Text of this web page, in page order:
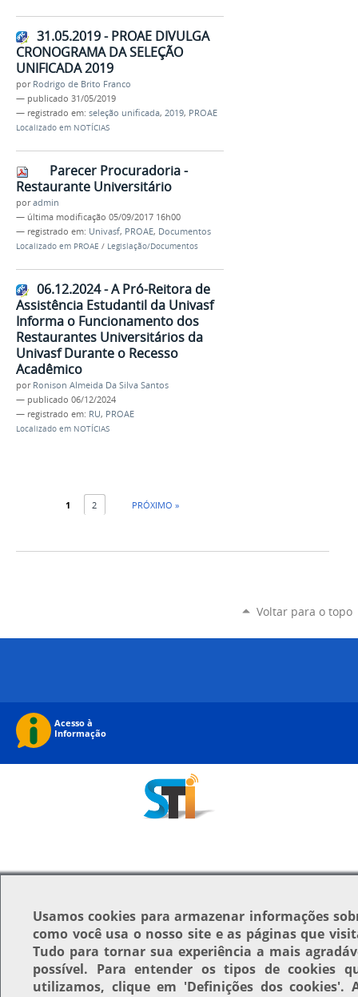
31.05.2019 - PROAE DIVULGA
CRONOGRAMA DA SELEÇÃO
UNIFICADA 2019
por Rodrigo de Brito Franco
— publicado 31/05/2019
— registrado em: seleção unificada, 2019, PROAE
Localizado em NOTÍCIAS
Parecer Procuradoria -
Restaurante Universitário
poradmin
— última modificação 05/09/2017 16h00
— registrado em: Univasf, PROAE, Documentos
Localizado em PROAE / Legislação/Documentos
06.12.2024 - A Pró-Reitora de
Assistência Estudantil da Univasf
Informa o Funcionamento dos
Restaurantes Universitários da
Univasf Durante o Recesso
Acadêmico
por Ronison Almeida Da Silva Santos
— publicado 06/12/2024
— registrado em: RU, PROAE
Localizado em NOTÍCIAS
1 2 PRÓXIMO »
Voltar para o topo
Usamoscookies para armazenar informações
como você usa o nosso site e as páginas que
Tudo para tornar sua experiência a mais
possível. Para entender os tipos de cookies
utilizamos, clique em 'Definições dos cookies'.